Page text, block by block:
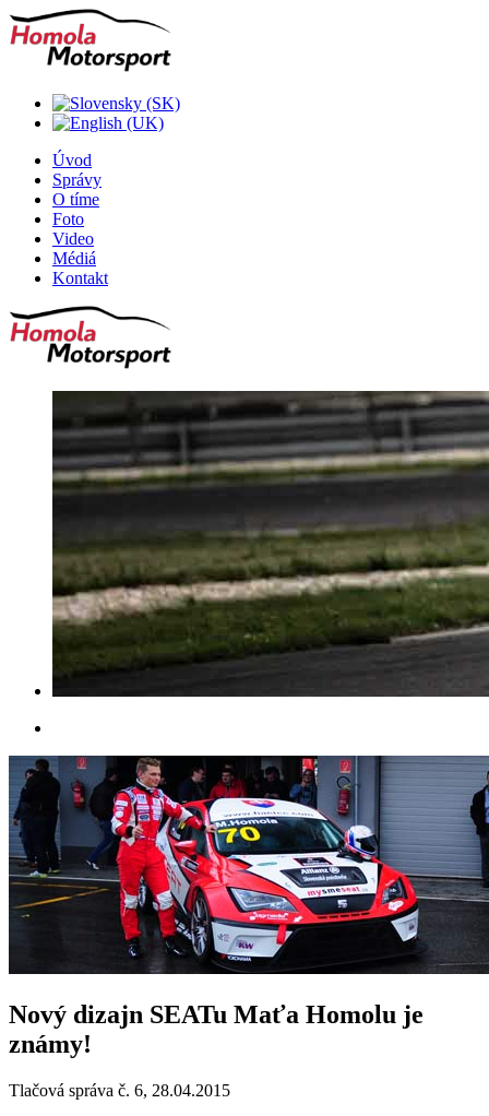
Úvod
Správy
O tíme
Foto
Video
Médiá
Kontakt
Nový dizajn SEATu Maťa Homolu je
známy!
Tlačová správa č. 6, 28.04.2015